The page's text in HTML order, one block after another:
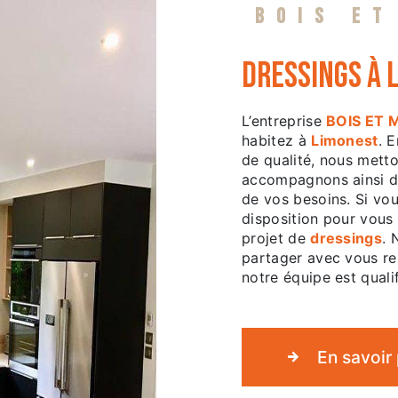
BOIS
dressings à
L’entreprise BOIS ET
habitez à Limonest.
de qualité, nous
accompagnons ainsi
de vos besoins. Si
disposition pour vous
projet dedressings.
partager avec vous
notre équipe est
En savoir